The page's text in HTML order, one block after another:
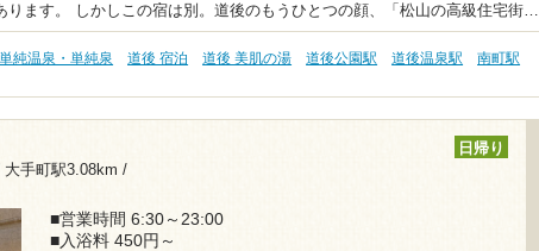
ります。 しかしこの宿は別。道後のもうひとつの顔、「松山の高級住宅街…
純温泉・単純泉 道後 宿泊 道後 美肌の湯 道後公園駅 道後温泉駅
南町駅
大手町駅3.08km /
日帰り
■営業時間 6:30～23:00
■入浴料 450円～